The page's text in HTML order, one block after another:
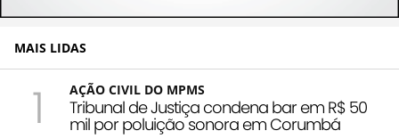
MAIS LIDAS
1 AÇÃO CIVIL DO MPMS
Tribunal de Justiça condena bar em R$ 50
mil por poluição sonora em Corumbá